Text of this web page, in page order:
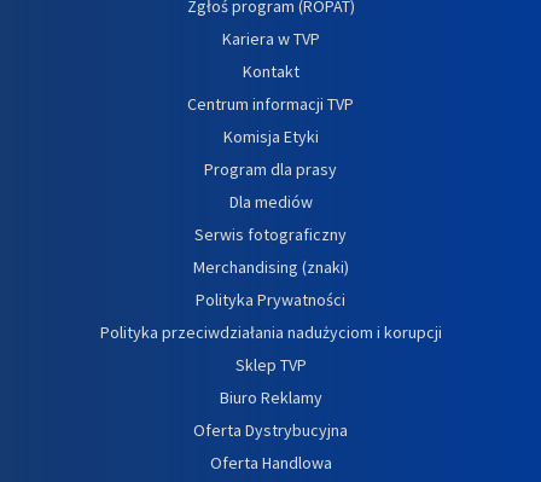
Zgłoś program (ROPAT)
Kariera w TVP
Kontakt
Centrum informacji TVP
Komisja Etyki
Program dla prasy
Dla mediów
Serwis fotograficzny
Merchandising (znaki)
Polityka Prywatności
Polityka przeciwdziałania nadużyciom i korupcji
Sklep TVP
Biuro Reklamy
Oferta Dystrybucyjna
Oferta Handlowa